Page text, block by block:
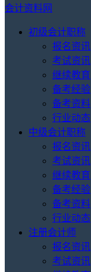
会计资料网
初级会计职称
报名资讯
考试资讯
继续教育
备考经验
备考资料
行业动态
中级会计职称
报名资讯
考试资讯
继续教育
备考经验
备考资料
行业动态
注册会计师
报名资讯
考试资讯